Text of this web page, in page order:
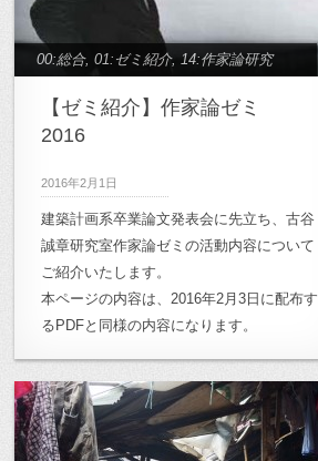
00:総合,01:ゼミ紹介, 14:作家論研究
【ゼミ紹介】作家論ゼミ
2016
2016年2月1日
建築計画系卒業論文発表会に先立ち、古谷
誠章研究室作家論ゼミの活動内容について
ご紹介いたします。
本ページの内容は、2016年2月3日に配布す
るPDFと同様の内容になります。